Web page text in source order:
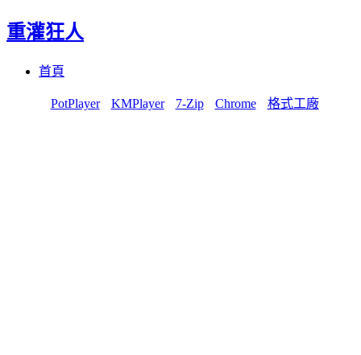
重灌狂人
首頁
PotPlayer KMPlayer 7-Zip Chrome 格式工廠